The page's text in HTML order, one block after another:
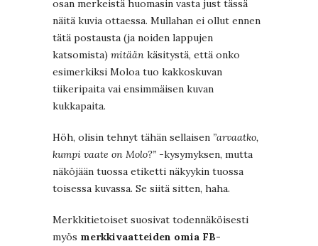
osan merkeistä huomasin vasta just tässä
näitä kuvia ottaessa. Mullahan ei ollut ennen
tätä postausta (ja noiden lappujen
katsomista) mitään käsitystä, että onko
esimerkiksi Moloa tuo kakkoskuvan
tiikeripaita vai ensimmäisen kuvan
kukkapaita.
Höh, olisin tehnyt tähän sellaisen ”arvaatko,
kumpi vaate on Molo?” -kysymyksen, mutta
näköjään tuossa etiketti näkyykin tuossa
toisessa kuvassa. Se siitä sitten, haha.
Merkkitietoiset suosivat todennäköisesti
myös merkkivaatteiden omia FB-